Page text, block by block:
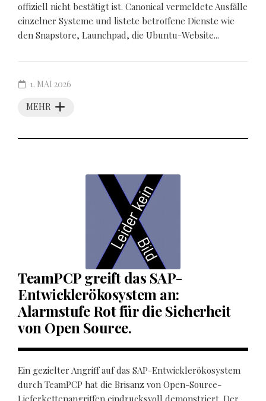
offiziell nicht bestätigt ist. Canonical vermeldete Ausfälle
einzelner Systeme und listete betroffene Dienste wie
den Snapstore, Launchpad, die Ubuntu-Website...
MEHR
1. MAI 2026
TeamPCP greift das SAP-
Entwicklerökosystem an:
Alarmstufe Rot für die Sicherheit
von Open Source.
Ein gezielter Angriff auf das SAP-Entwicklerökosystem
durch TeamPCP hat die Brisanz von Open-Source-
Lieferkettenangriffen eindrucksvoll demonstriert. Der